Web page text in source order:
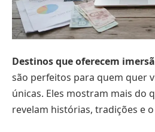
Destinos que oferecem
são perfeitos para quem quer
únicas. Eles mostram mais do
revelam histórias, tradições e